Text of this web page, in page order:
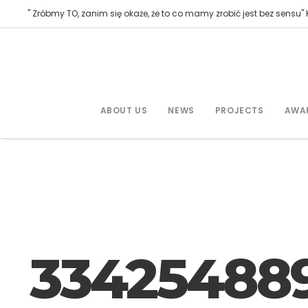
" Zróbmy TO, zanim się okaże, że to co mamy zrobić jest bez sensu"
ABOUT US NEWS PROJECTS